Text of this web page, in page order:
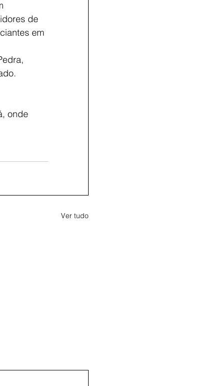
de
em
onde
Ver tudo